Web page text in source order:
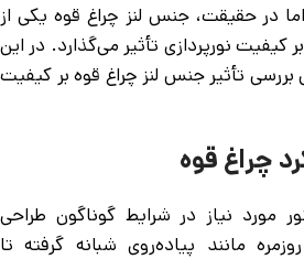
در حقیقت، جنس لنز چراغ قوه یکی از
کیفیت نورپردازی تأثیر می‌گذارد. در این
بررسی تأثیر جنس لنز چراغ قوه بر کیفیت
چراغ قوه
مورد نیاز در شرایط گوناگون طراحی
مانند پیاده‌روی شبانه گرفته تا